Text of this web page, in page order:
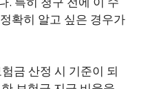
확히 알고 싶은 경우가
금 산정 시 기준이 되